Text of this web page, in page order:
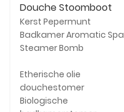
Douche Stoomboot
Kerst Pepermunt
Badkamer Aromatic Spa
Steamer Bomb
Etherische olie
douchestomer
Biologische